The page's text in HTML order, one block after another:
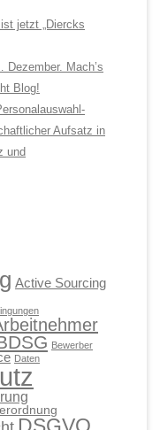
jetzt „Diercks
Mach’s
Blog!
Aufsatz in
und
Active Sourcing
Bewerber
Daten